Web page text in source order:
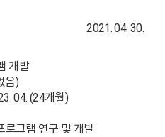
2021. 04. 30.
개발
음)
04. (24개월)
로그램 연구 및 개발